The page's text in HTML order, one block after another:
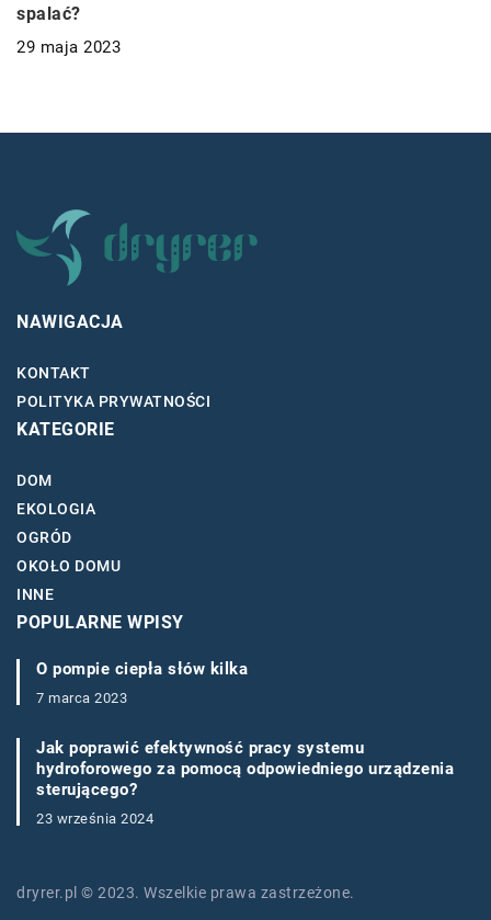
spalać?
29 maja 2023
NAWIGACJA
KONTAKT
POLITYKA PRYWATNOŚCI
KATEGORIE
DOM
EKOLOGIA
OGRÓD
OKOŁO DOMU
INNE
POPULARNE WPISY
O pompie ciepła słów kilka
7 marca 2023
Jak poprawić efektywność pracy systemu
hydroforowego za pomocą odpowiedniego urządzenia
sterującego?
23 września 2024
dryrer.pl © 2023. Wszelkie prawa zastrzeżone.